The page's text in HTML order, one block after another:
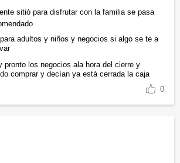
sitió para disfrutar con la familia se pasa
adultos y niños y negocios si algo se te a
pronto los negocios ala hora del cierre y
comprar y decían ya está cerrada la caja
0